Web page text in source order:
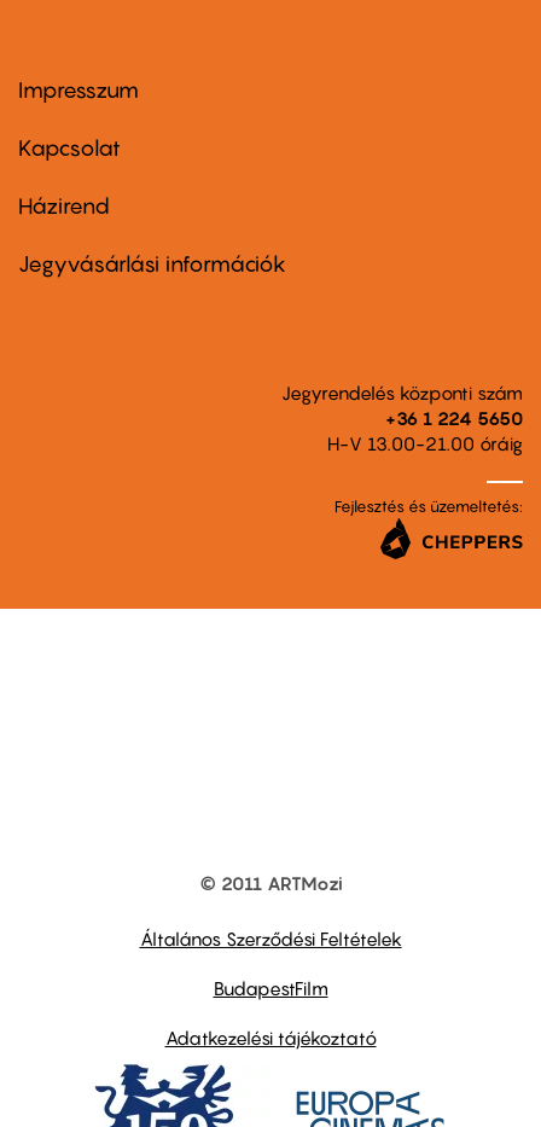
Footer
first
Impresszum
Kapcsolat
Footer
second
Házirend
Jegyvásárlási információk
Jegyrendelés központi szám
+36 1 224 5650
H-V 13.00-21.00 óráig
Fejlesztés és üzemeltetés:
© 2011 ARTMozi
Általános Szerződési Feltételek
BudapestFilm
Adatkezelési tájékoztató